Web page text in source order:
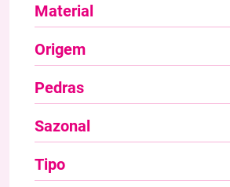
Material
Origem
Pedras
Sazonal
Tipo